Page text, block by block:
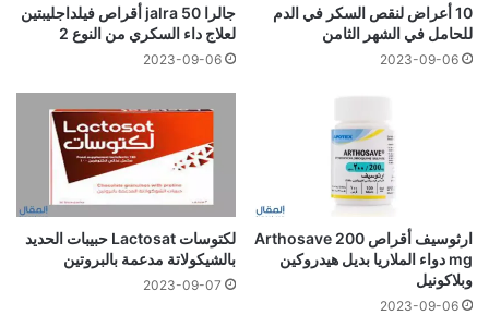
10 أعراض لنقص السكر في الدم
للحامل في الشهر الثامن
2023-09-06
جالرا 50 jalra أقراص فيلداجليبتين
لعلاج داء السكري من النوع 2
2023-09-06
ارثوسيف أقراص Arthosave 200
mg دواء الملاريا بديل هيدروكين
وبلاكونيل
2023-09-06
لكتوسات Lactosat حبيبات الحديد
بالشيكولاتة مدعمة بالبروتين
2023-09-07